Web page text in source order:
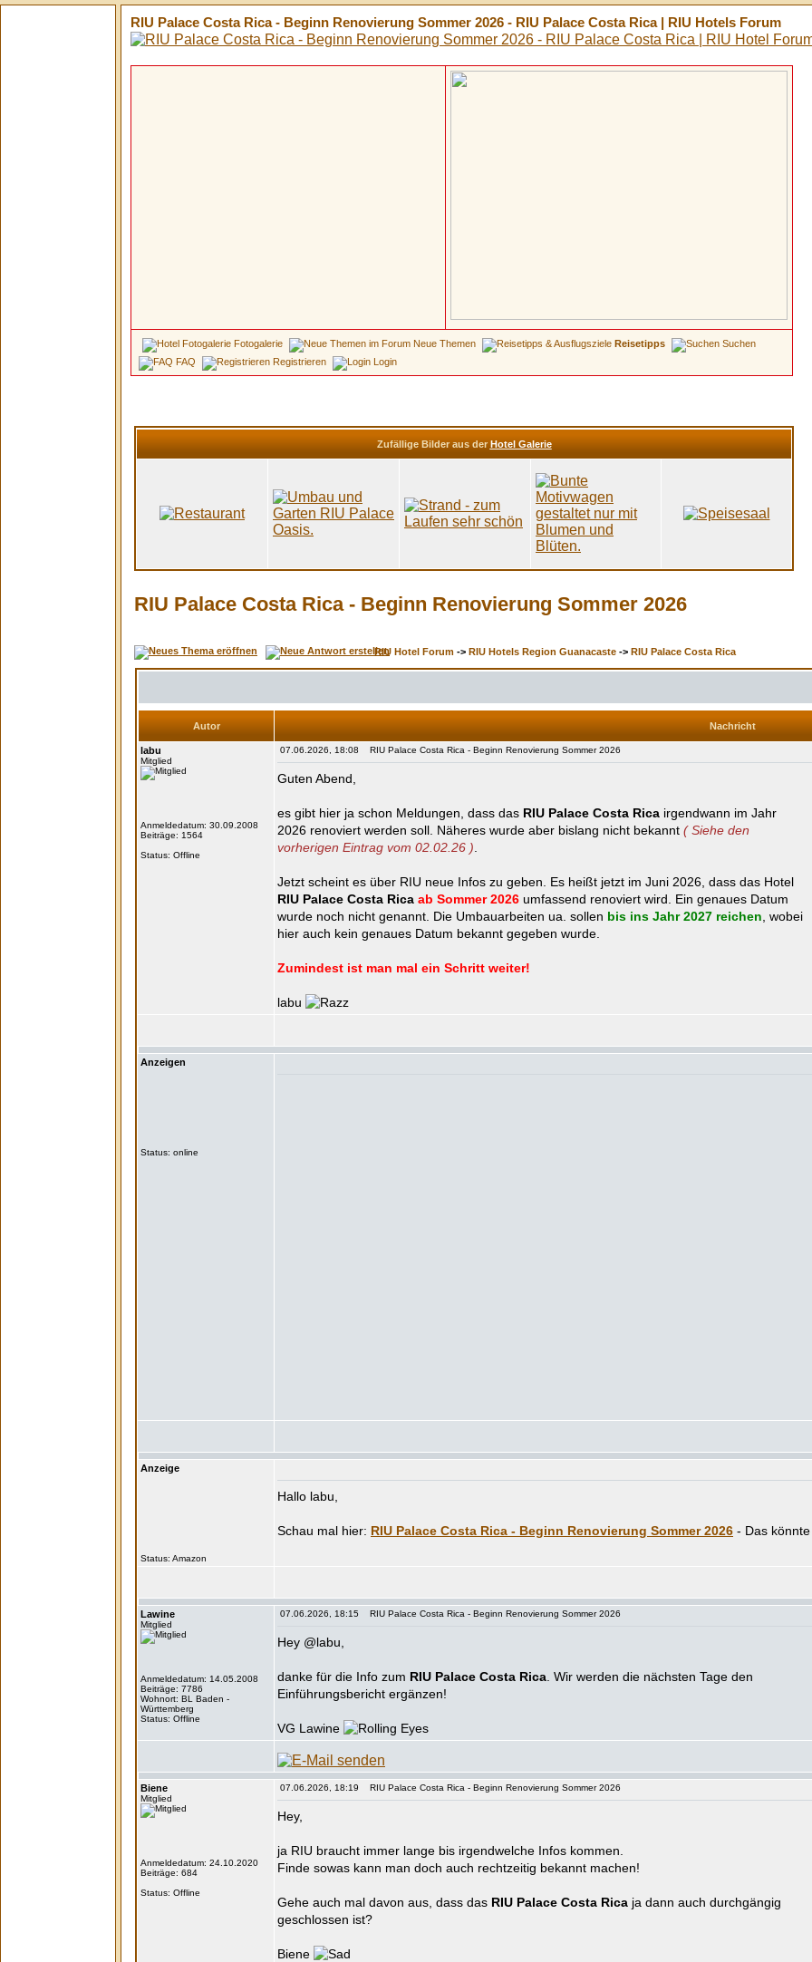
RIU Palace Costa Rica - Beginn Renovierung Sommer 2026 - RIU Palace Costa Rica | RIU Hotels Forum
Fotogalerie Neue Themen Reisetipps
Suchen
FAQ
Registrieren Login
Zufällige Bilder aus der Hotel Galerie
RIU Palace Costa Rica - Beginn Renovierung Sommer 2026
RIU Hotel Forum -> RIU Hotels Region Guanacaste -> RIU Palace Costa Rica
Autor Nachricht
labu
Mitglied
Anmeldedatum: 30.09.2008
Beiträge: 1564
Status: Offline
07.06.2026, 18:08 RIU Palace Costa Rica - Beginn Renovierung Sommer 2026
Guten Abend,
es gibt hier ja schon Meldungen, dass das RIU Palace Costa Rica irgendwann im Jahr
2026 renoviert werden soll. Näheres wurde aber bislang nicht bekannt ( Siehe den
vorherigen Eintrag vom 02.02.26 )
Jetzt scheint es über RIU neue Infos zu geben. Es heißt jetzt im Juni 2026, dass das Hotel
RIU Palace Costa Rica ab Sommer 2026 umfassend renoviert wird. Ein genaues Datum
wurde noch nicht genannt. Die Umbauarbeiten ua. sollen bis ins Jahr 2027 reichen , wobei
hier auch kein genaues Datum bekannt gegeben wurde.
Zumindest ist man mal ein Schritt weiter!
labu
Anzeigen
Status: online
Anzeige
Status:
Hallo labu,
RIU Palace Costa Rica - Beginn Renovierung Sommer 2026
Lawine
Mitglied
Anmeldedatum: 14.05.2008
Beiträge: 7786
Wohnort: BL Baden -
Württemberg
Status: Offline
07.06.2026, 18:15 RIU Palace Costa Rica - Beginn Renovierung Sommer 2026
Hey @labu,
danke für die Info zum RIU Palace Costa Rica . Wir werden die nächsten Tage den
Einführungsbericht ergänzen!
VG Lawine
Biene
Mitglied
Anmeldedatum: 24.10.2020
Beiträge: 684
Status: Offline
07.06.2026, 18:19 RIU Palace Costa Rica - Beginn Renovierung Sommer 2026
Hey,
ja RIU braucht immer lange bis irgendwelche Infos kommen.
Finde sowas kann man doch auch rechtzeitig bekannt machen!
Gehe auch mal davon aus, dass das RIU Palace Costa Rica ja dann auch durchgängig
geschlossen ist?
Biene